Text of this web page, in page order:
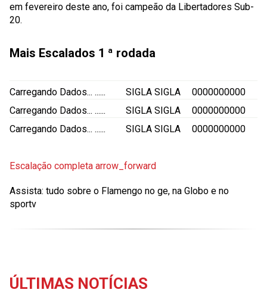
em fevereiro deste ano, foi campeão da Libertadores Sub-
20.
Mais Escalados 1 ª rodada
Carregando Dados... ...... SIGLA SIGLA
0000000000
Carregando Dados... ...... SIGLA SIGLA
0000000000
Carregando Dados... ...... SIGLA SIGLA 0000000000
Escalação completa arrow_forward
Assista: tudo sobre o Flamengo no ge, na Globo e no
sportv
ÚLTIMAS NOTÍCIAS